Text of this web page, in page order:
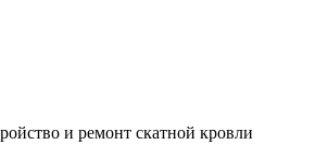
и ремонт скатной кровли